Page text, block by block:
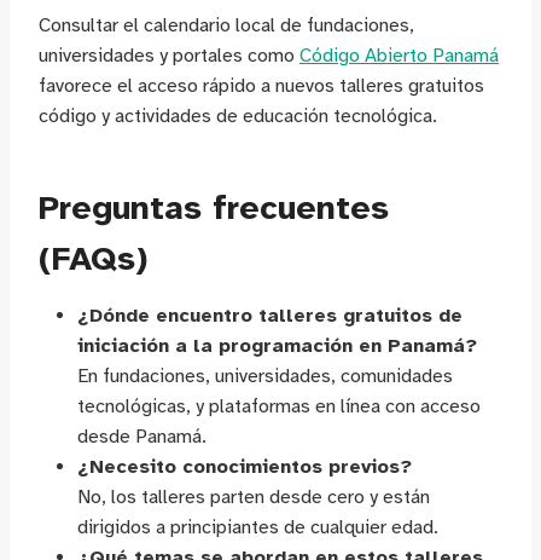
Consultar el calendario local de fundaciones,
universidades y portales como Código Abierto Panamá
favorece el acceso rápido a nuevos talleres gratuitos
código y actividades de educación tecnológica.
Preguntas frecuentes
(FAQs)
¿Dónde encuentro talleres gratuitos de
iniciación a la programación en Panamá?
En fundaciones, universidades, comunidades
tecnológicas, y plataformas en línea con acceso
desde Panamá.
¿Necesito conocimientos previos?
No, los talleres parten desde cero y están
dirigidos a principiantes de cualquier edad.